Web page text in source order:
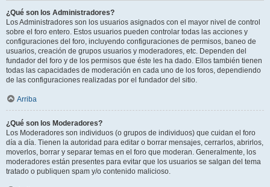
¿Qué son los Administradores?
Los Administradores son los usuarios asignados con el mayor nivel de control
sobre el foro entero. Estos usuarios pueden controlar todas las acciones y
configuraciones del foro, incluyendo configuraciones de permisos, baneo de
usuarios, creación de grupos usuarios y moderadores, etc. Dependen del
fundador del foro y de los permisos que éste les ha dado. Ellos también tienen
todas las capacidades de moderación en cada uno de los foros, dependiendo
de las configuraciones realizadas por el fundador del sitio.
Arriba
¿Qué son los Moderadores?
Los Moderadores son individuos (o grupos de individuos) que cuidan el foro
día a día. Tienen la autoridad para editar o borrar mensajes, cerrarlos, abrirlos,
moverlos, borrar y separar temas en el foro que moderan. Generalmente, los
moderadores están presentes para evitar que los usuarios se salgan del tema
tratado o publiquen spam y/o contenido malicioso.